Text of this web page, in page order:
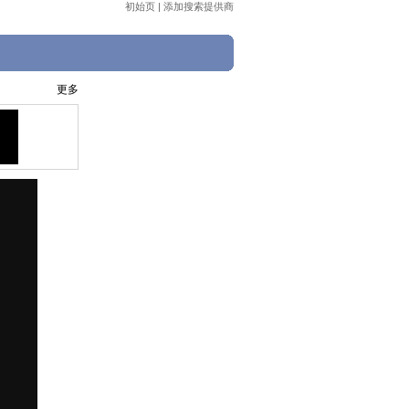
初始页 | 添加搜索提供商
更多